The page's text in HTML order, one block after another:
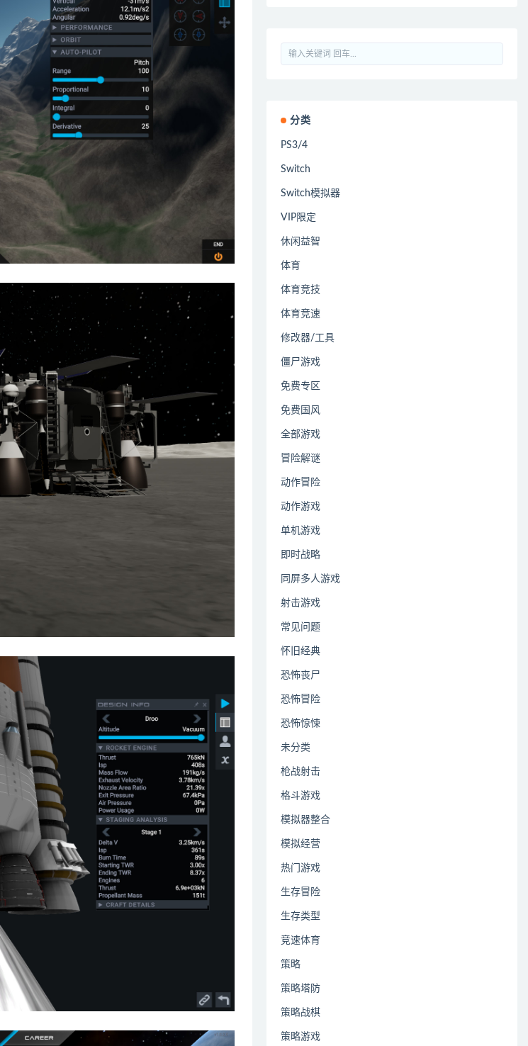
分类
PS3/4
Switch
Switch模拟器
VIP限定
休闲益智
体育
体育竞技
体育竞速
修改器/工具
僵尸游戏
免费专区
免费国风
全部游戏
冒险解谜
动作冒险
动作游戏
单机游戏
即时战略
同屏多人游戏
射击游戏
常见问题
怀旧经典
恐怖丧尸
恐怖冒险
恐怖惊悚
未分类
枪战射击
格斗游戏
模拟器整合
模拟经营
热门游戏
生存冒险
生存类型
竞速体育
策略
策略塔防
策略战棋
策略游戏